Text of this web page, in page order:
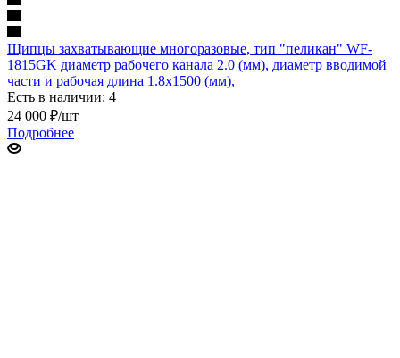
Щипцы захватывающие многоразовые, тип "пеликан" WF-
1815GK диаметр рабочего канала 2.0 (мм), диаметр вводимой
части и рабочая длина 1.8х1500 (мм),
Есть в наличии: 4
24 000 ₽/шт
Подробнее